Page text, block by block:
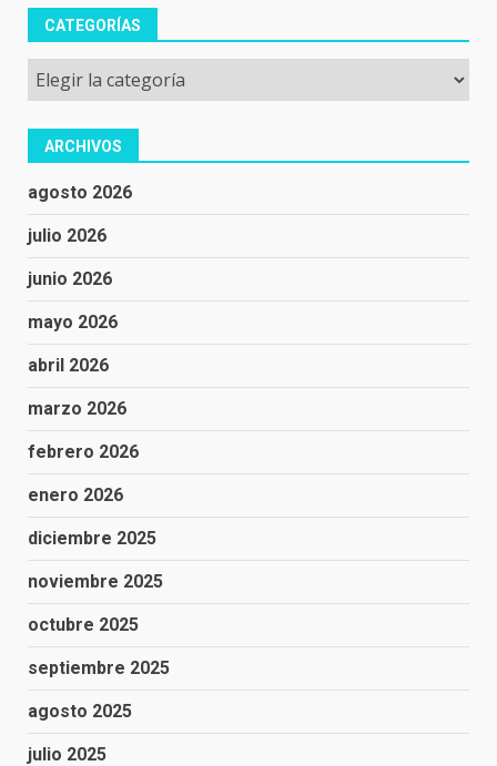
CATEGORÍAS
Categorías
ARCHIVOS
agosto 2026
julio 2026
junio 2026
mayo 2026
abril 2026
marzo 2026
febrero 2026
enero 2026
diciembre 2025
noviembre 2025
octubre 2025
septiembre 2025
agosto 2025
julio 2025